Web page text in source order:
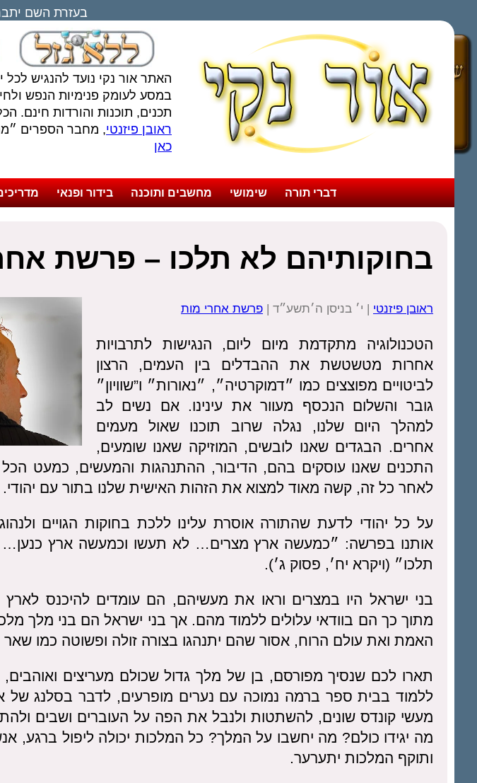
בעזרת השם
האתר אור נקי נועד להנגיש לכל
במסע לעומק פנימיות הנפש
תכנים, תוכנות והורדות חינם.
ראובן פיזנטי, מחבר הספרים
כאן
דברי תורה שימושי מחשבים ותוכנה בידור ופנאי
בחוקותיהם לא תלכו – פרשת
ראובן פיזנטי | י׳ בניסן ה׳תשע״ד | פרשת אחרי מות
הטכנולוגיה מתקדמת מיום ליום, הנגישות לתרבויות
אחרות מטשטשת את ההבדלים בין העמים, הרצון
לביטויים מפוצצים כמו ״דמוקרטיה״, ״נאורות״ ו”שוויון״
גובר והשלום הנכסף מעוור את עינינו. אם נשים לב
למהלך היום שלנו, נגלה שרוב תוכנו שאול מעמים
אחרים. הבגדים שאנו לובשים, המוזיקה שאנו שומעים,
התכנים שאנו עוסקים בהם, הדיבור, ההתנהגות והמעשים, כמעט הכל
לאחר כל זה, קשה מאוד למצוא את הזהות האישית שלנו בתור עם יהודי.
על כל יהודי לדעת שהתורה אוסרת עלינו ללכת בחוקות הגויים
אותנו בפרשה: ״כמעשה ארץ מצרים… לא תעשו וכמעשה ארץ כנען…
תלכו״ (ויקרא יח׳, פסוק ג׳).
בני ישראל היו במצרים וראו את מעשיהם, הם עומדים להיכנס לארץ
מתוך כך הם בוודאי עלולים ללמוד מהם. אך בני ישראל הם בני מלך
האמת ואת עולם הרוח, אסור שהם יתנהגו בצורה זולה ופשוטה כמו
תארו לכם שנסיך מפורסם, בן של מלך גדול שכולם מעריצים
ללמוד בבית ספר ברמה נמוכה עם נערים מופרעים, לדבר בסלנג של
מעשי קונדס שונים, להשתטות ולנבל את הפה על העוברים ושבים
מה יגידו כולם? מה יחשבו על המלך? כל המלכות יכולה ליפול ברגע,
ותוקף המלכות יתערער.